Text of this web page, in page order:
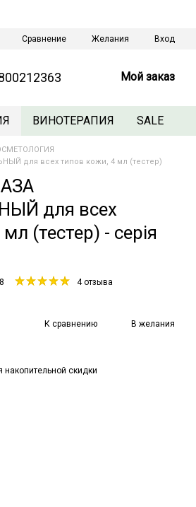
Сравнение Желания Вход
Мой заказ
ВИНОТЕРАПИЯ SALE
для всех типов кожи, 4 мл (тестер)
для всех
(тестер) - серія
4 отзыва
К сравнению В желания
накопительной скидки